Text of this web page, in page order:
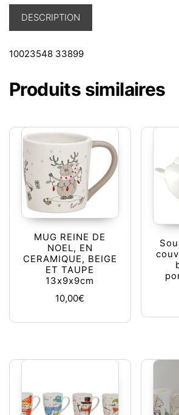
DESCRIPTION
10023548 33899
Produits similaires
MUG REINE DE
NOEL, EN
CERAMIQUE, BEIGE
ET TAUPE
13x9x9cm
10,00€